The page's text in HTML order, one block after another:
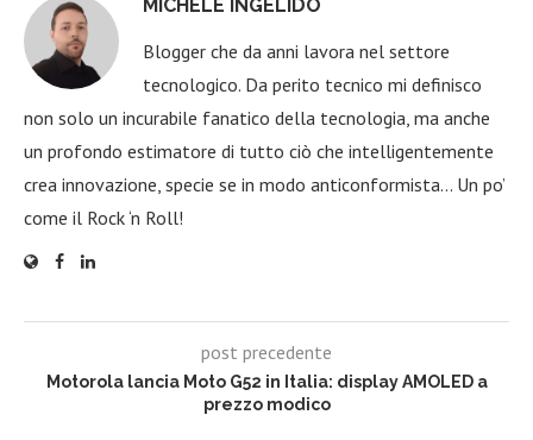
MICHELE INGELIDO
Blogger che da anni lavora nel settore
tecnologico. Da perito tecnico mi definisco
non solo un incurabile fanatico della tecnologia, ma anche
un profondo estimatore di tutto ciò che intelligentemente
crea innovazione, specie se in modo anticonformista… Un po’
come il Rock ‘n Roll!
post precedente
Motorola lancia Moto G52 in Italia: display AMOLED a
prezzo modico